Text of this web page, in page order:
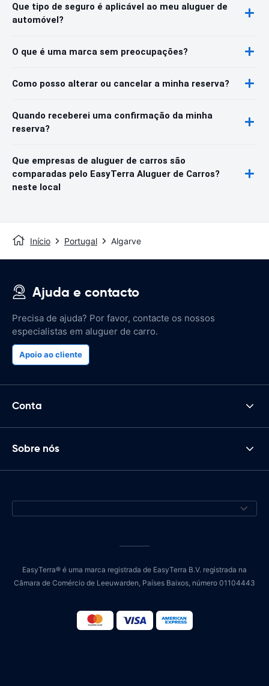
Que tipo de seguro é aplicável ao meu aluguer de
automóvel?
O que é uma marca sem preocupações?
Como posso alterar ou cancelar a minha reserva?
Quando receberei uma confirmação da minha
reserva?
Que empresas de aluguer de carros são
comparadas pelo EasyTerra Aluguer de Carros?
neste local
Início Portugal Algarve
Ajuda e contacto
Precisa de ajuda? Por favor, contacte os nossos
especialistas em aluguer de carro.
Apoio ao cliente
Conta
Sobre nós
EasyTerra® é uma marca registrada de EasyTerra B.V. registrada na
Câmara de Comércio de Leeuwarden, Países Baixos, número 01104443